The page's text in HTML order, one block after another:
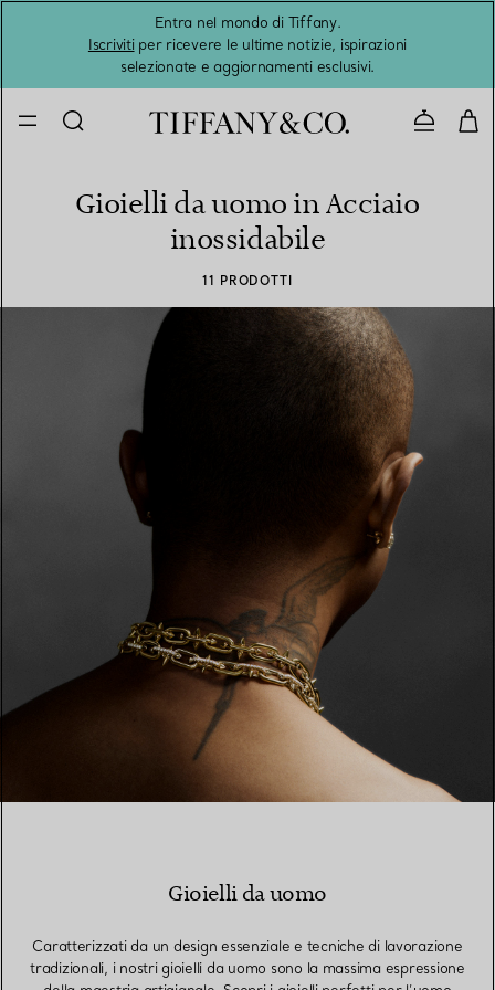
Entra nel mondo di Tiffany.
Iscrivitiper ricevere le ultime notizie, ispirazioni
selezionate e aggiornamenti esclusivi.
Gioielli da uomo in Acciaio
inossidabile
11 PRODOTTI
Gioielli da uomo
Caratterizzati da un design essenziale e tecniche di lavorazione
tradizionali, i nostri gioielli da uomo sono la massima espressione